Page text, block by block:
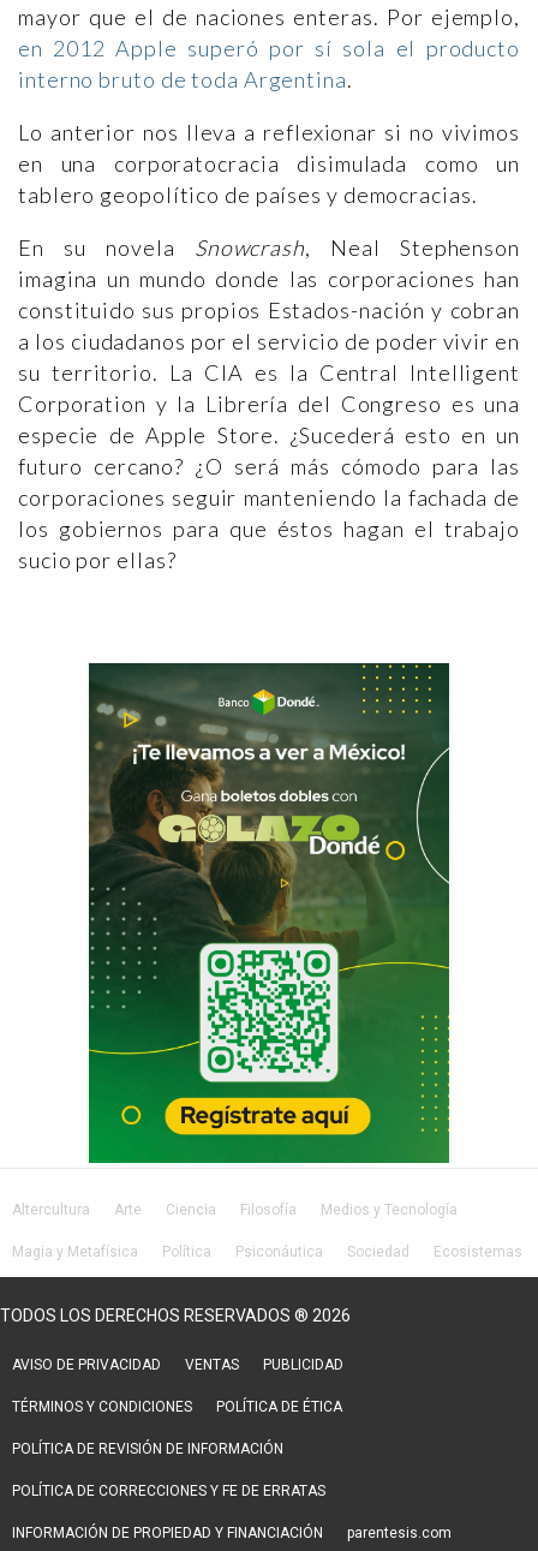
mayor que el de naciones enteras. Por ejemplo,
en 2012 Apple superó por sí sola el producto
interno bruto de toda Argentina.
Lo anterior nos lleva a reflexionar si no vivimos
en una corporatocracia disimulada como un
tablero geopolítico de países y democracias.
En su novela Snowcrash, Neal Stephenson
imagina un mundo donde las corporaciones han
constituido sus propios Estados-nación y cobran
a los ciudadanos por el servicio de poder vivir en
su territorio. La CIA es la Central Intelligent
Corporation y la Librería del Congreso es una
especie de Apple Store. ¿Sucederá esto en un
futuro cercano? ¿O será más cómodo para las
corporaciones seguir manteniendo la fachada de
los gobiernos para que éstos hagan el trabajo
sucio por ellas?
Altercultura Arte Ciencia Filosofía Medios y Tecnología
Magia y Metafísica Política Psiconáutica Sociedad Ecosistemas
TODOS LOS DERECHOS RESERVADOS ® 2026
AVISO DE PRIVACIDAD VENTAS PUBLICIDAD
TÉRMINOS Y CONDICIONES POLÍTICA DE ÉTICA
POLÍTICA DE REVISIÓN DE INFORMACIÓN
POLÍTICA DE CORRECCIONES Y FE DE ERRATAS
INFORMACIÓN DE PROPIEDAD Y FINANCIACIÓN parentesis.com